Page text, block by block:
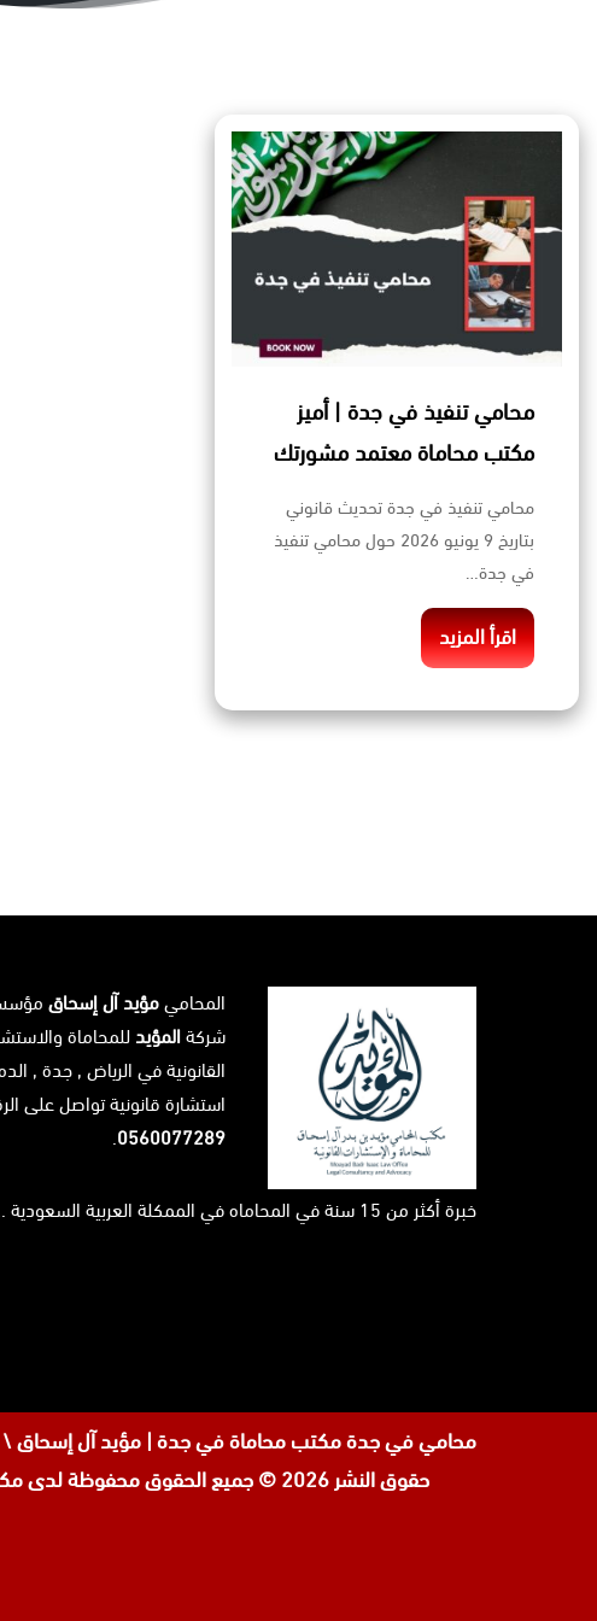
محامي تنفيذ في جدة | أميز
مكتب محاماة معتمد مشورتك
محامي تنفيذ في جدة تحديث قانوني
بتاريخ 9 يونيو 2026 حول محامي تنفيذ
في جدة…
اقرأ المزيد
المحاميمؤيد آل إسحاق
شركةالمؤيدللمحاماة
القانونية في الرياض , جدة ,
استشارة قانونية تواصل على
0560077289
.
خبرة أكثر من 15 سنة في المحاماه في الممكلة العربية السعودية ...
محامي في جدةمكتب محاماة في جدة | مؤيد آل إسحاق \ لحجز الاستشارة القانونية على رقم
حقوق النشر 2026 © جميع الحقوق محفوظة لدى